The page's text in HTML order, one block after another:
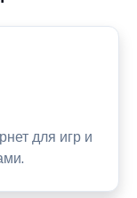
для игр и